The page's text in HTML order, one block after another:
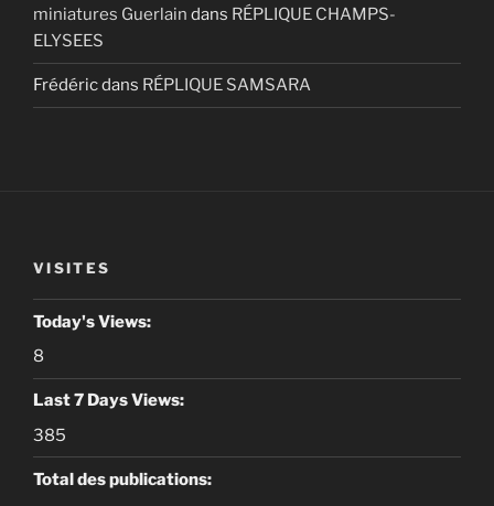
miniatures Guerlain dans RÉPLIQUE CHAMPS-
ELYSEES
Frédéricdans RÉPLIQUE SAMSARA
VISITES
Today's Views:
8
Last 7 Days Views:
385
Total des publications: